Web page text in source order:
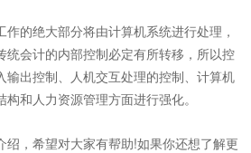
的绝大部分将由计算机系统进行处理，
统会计的内部控制必定有所转移，所以控
输出控制、人机交互处理的控制、计算机
和人力资源管理方面进行强化。
，希望对大家有帮助!如果你还想了解更